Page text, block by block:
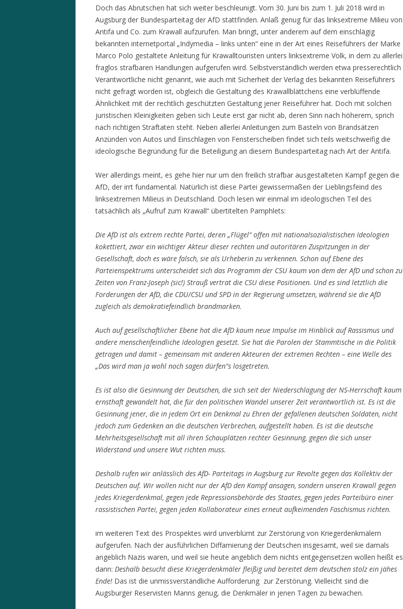
Doch das Abrutschen hat sich weiter beschleunigt. Vom 30. Juni bis zum 1. Juli 2018 wird in
Augsburg der Bundesparteitag der AfD stattfinden. Anlaß genug für das linksextreme Milieu von
Antifa und Co. zum Krawall aufzurufen. Man bringt, unter anderem auf dem einschlägig
bekannten internetportal „Indymedia – links unten“ eine in der Art eines Reiseführers der Marke
Marco Polo gestaltete Anleitung für Krawalltouristen unters linksextreme Volk, in dem zu allerlei
fraglos strafbaren Handlungen aufgerufen wird. Selbstverständlich werden etwa presserechtlich
Verantwortliche nicht genannt, wie auch mit Sicherheit der Verlag des bekannten Reiseführers
nicht gefragt worden ist, obgleich die Gestaltung des Krawallblättchens eine verblüffende
Ähnlichkeit mit der rechtlich geschützten Gestaltung jener Reiseführer hat. Doch mit solchen
juristischen Kleinigkeiten geben sich Leute erst gar nicht ab, deren Sinn nach höherem, sprich
nach richtigen Straftaten steht. Neben allerlei Anleitungen zum Basteln von Brandsätzen
Anzünden von Autos und Einschlagen von Fensterscheiben findet sich teils weitschweifig die
ideologische Begründung für die Beteiligung an diesem Bundesparteitag nach Art der Antifa.
Wer allerdings meint, es gehe hier nur um den freilich strafbar ausgestalteten Kampf gegen die
AfD, der irrt fundamental. Natürlich ist diese Partei gewissermaßen der Lieblingsfeind des
linksextremen Milieus in Deutschland. Doch lesen wir einmal im ideologischen Teil des
tatsächlich als „Aufruf zum Krawall“ übertitelten Pamphlets:
Die AfD ist als extrem rechte Partei, deren „Flügel“ offen mit nationalsozialistischen Ideologien
kokettiert, zwar ein wichtiger Akteur dieser rechten und autoritären Zuspitzungen in der
Gesellschaft, doch es wäre falsch, sie als Urheberin zu verkennen. Schon auf Ebene des
Parteienspektrums unterscheidet sich das Programm der CSU kaum von dem der AfD und schon zu
Zeiten von Franz-Joseph (sic!) Strauß vertrat die CSU diese Positionen. Und es sind letztlich die
Forderungen der AfD, die CDU/CSU und SPD in der Regierung umsetzen, während sie die AfD
zugleich als demokratiefeindlich brandmarken.
Auch auf gesellschaftlicher Ebene hat die AfD kaum neue Impulse im Hinblick auf Rassismus und
andere menschenfeindliche Ideologien gesetzt. Sie hat die Parolen der Stammtische in die Politik
getragen und damit – gemeinsam mit anderen Akteuren der extremen Rechten – eine Welle des
„Das wird man ja wohl noch sagen dürfen“s losgetreten.
Es ist also die Gesinnung der Deutschen, die sich seit der Niederschlagung der NS-Herrschaft kaum
ernsthaft gewandelt hat, die für den politischen Wandel unserer Zeit verantwortlich ist. Es ist die
Gesinnung jener, die in jedem Ort ein Denkmal zu Ehren der gefallenen deutschen Soldaten, nicht
jedoch zum Gedenken an die deutschen Verbrechen, aufgestellt haben. Es ist die deutsche
Mehrheitsgesellschaft mit all ihren Schauplätzen rechter Gesinnung, gegen die sich unser
Widerstand und unsere Wut richten muss.
Deshalb rufen wir anlässlich des AfD- Parteitags in Augsburg zur Revolte gegen das Kollektiv der
Deutschen auf. Wir wollen nicht nur der AfD den Kampf ansagen, sondern unseren Krawall gegen
jedes Kriegerdenkmal, gegen jede Repressionsbehörde des Staates, gegen jedes Parteibüro einer
rassistischen Partei, gegen jeden Kollaborateur eines erneut aufkeimenden Faschismus richten.
im weiteren Text des Prospektes wird unverblümt zur Zerstörung von Kriegerdenkmälern
aufgerufen. Nach der ausführlichen Diffamierung der Deutschen insgesamt, weil sie damals
angeblich Nazis waren, und weil sie heute angeblich dem nichts entgegensetzen wollen heißt es
dann: Deshalb besucht diese Kriegerdenkmäler fleißig und bereitet dem deutschen stolz ein jähes
Ende! Das ist die unmissverständliche Aufforderung zur Zerstörung. Vielleicht sind die
Augsburger Reservisten Manns genug, die Denkmäler in jenen Tagen zu bewachen.